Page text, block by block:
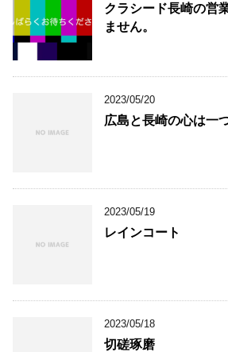
クラシード長崎の営
ません。
2023/05/20
広島と長崎の心は一
2023/05/19
レインコート
2023/05/18
切磋琢磨